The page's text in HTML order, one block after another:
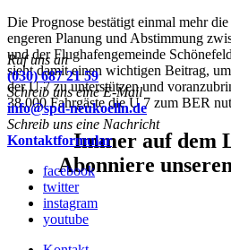
Die Prognose bestätigt einmal mehr
engeren Planung und Abstimmung
und der Flughafengemeinde
sieht damit einen wichtigen Beitrag,
der U 7 zu unterstützen und
38.000 Fahrgäste die U 7 zum BER
Immer auf dem
Abonniere
Ruf uns an
(030) 687 21 59
Schreib uns eine E-Mail
info@spd-neukoelln.de
Schreib uns eine Nachricht
Kontaktformular
facebook
twitter
instagram
youtube